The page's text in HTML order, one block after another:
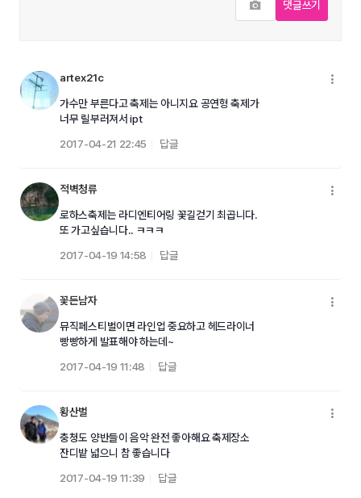
사진추가
댓글쓰기
artex21c
가수만 부른다고 축제는 아니지요 공연형 축제가
너무 릴부러져서 ipt
2017-04-21 22:45
답글
적벽청류
로하스축제는 라디엔티어링 꽃길걷기 최곱니다.
또 가고싶습니다.. ㅋㅋㅋ
2017-04-19 14:58
답글
꽃든남자
뮤직페스티벌이면 라인업 중요하고 헤드라이너
빵빵하게 발표해야 하는데~
2017-04-19 11:48
답글
황산벌
충청도 양반들이 음악 완전 좋아해요 축제장소
잔디밭 넓으니 참 좋습니다
2017-04-19 11:39
답글